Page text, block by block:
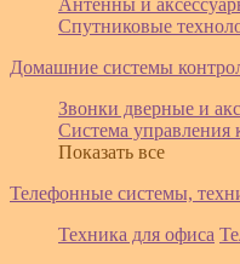
Антенны и
Спутниковые
Домашние системы
Звонки дверные и
Система
Показать все
Телефонные системы,
Техника для офиса